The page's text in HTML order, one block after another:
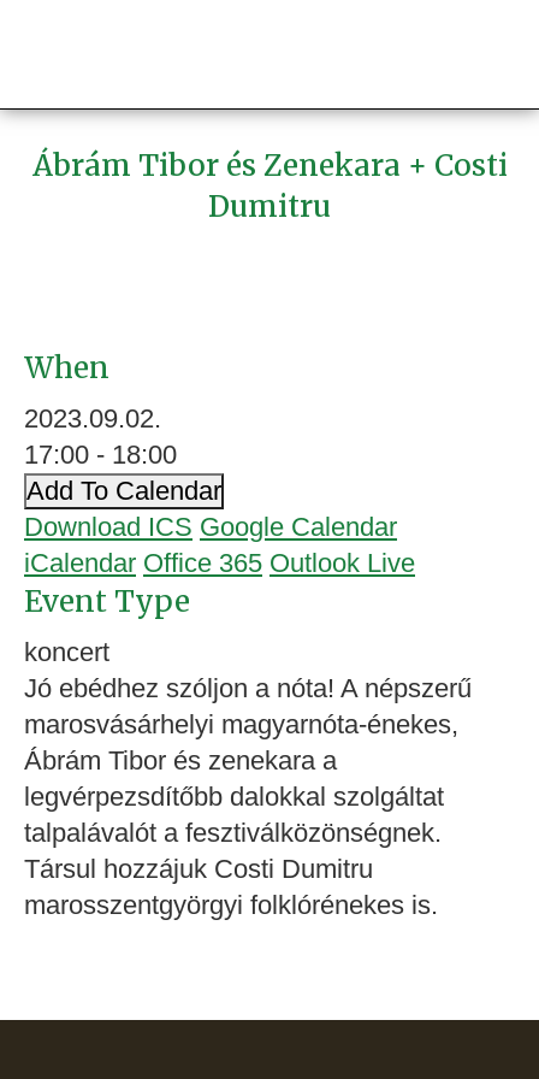
Ábrám Tibor és Zenekara + Costi
Dumitru
When
2023.09.02.
17:00 - 18:00
Add To Calendar
Download ICS Google Calendar
iCalendar Office 365 Outlook Live
Event Type
koncert
Jó ebédhez szóljon a nóta! A népszerű
marosvásárhelyi magyarnóta-énekes,
Ábrám Tibor és zenekara a
legvérpezsdítőbb dalokkal szolgáltat
talpalávalót a fesztiválközönségnek.
Társul hozzájuk Costi Dumitru
marosszentgyörgyi folklórénekes is.